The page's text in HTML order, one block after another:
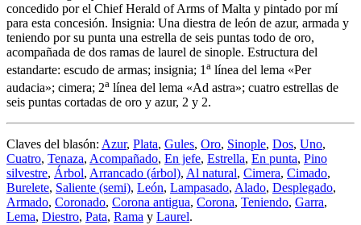
concedido por el Chief Herald of Arms of Malta y pintado por mí
para esta concesión. Insignia: Una diestra de león de azur, armada y
teniendo por su punta una estrella de seis puntas todo de oro,
acompañada de dos ramas de laurel de sinople. Estructura del
estandarte: escudo de armas; insignia; 1 a línea del lema «Per
audacia»; cimera; 2a línea del lema «Ad astra»; cuatro estrellas de
seis puntas cortadas de oro y azur, 2 y 2.
Claves del blasón: Azur, Plata, Gules, Oro, Sinople, Dos, Uno,
Cuatro, Tenaza, Acompañado, En jefe, Estrella, En punta, Pino
silvestre, Árbol, Arrancado (árbol), Al natural, Cimera, Cimado,
Burelete, Saliente (semi), León, Lampasado, Alado, Desplegado,
Armado, Coronado, Corona antigua, Corona, Teniendo, Garra,
Lema, Diestro, Pata, Rama y Laurel.